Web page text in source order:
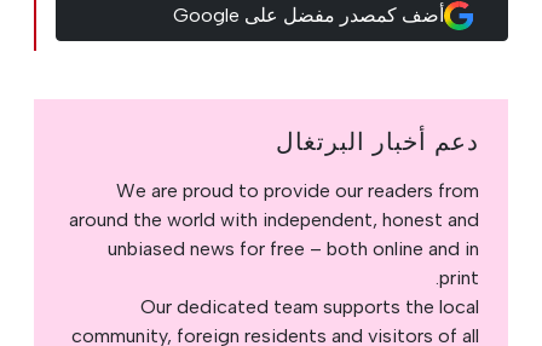
أضف كمصدر مفضل على Google
دعم أخبار البرتغال
We are proud to provide our readers from
around the world with independent, honest and
unbiased news for free – both online and in
print.
Our dedicated team supports the local
community, foreign residents and visitors of all